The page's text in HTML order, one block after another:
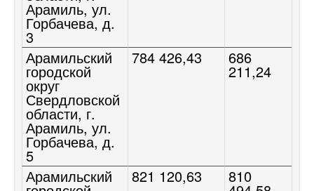
Арамиль, ул.
Горбачева, д.
3
Арамильский
городской
округ
Свердловской
области, г.
Арамиль, ул.
Горбачева, д.
5
784 426,43 686
211,24
Арамильский 821 120,63 810